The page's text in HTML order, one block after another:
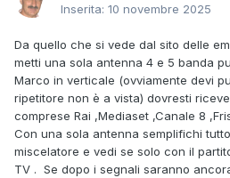
Inserita: 10 novembre 2025
Da quello che si vede dal sito delle
metti una sola antenna 4 e 5 banda
Marco in verticale (ovviamente devi
ripetitore non è a vista) dovresti
comprese Rai ,Mediaset ,Canale 8
Con una sola antenna semplifichi
miscelatore e vedi se solo con il
TV . Se dopo i segnali saranno